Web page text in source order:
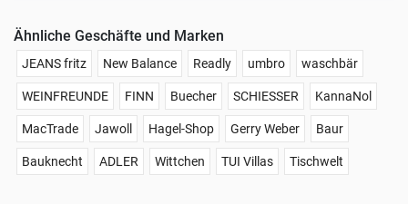
Ähnliche Geschäfte und Marken
JEANS fritz New Balance Readly umbro waschbär
WEINFREUNDE FINN Buecher SCHIESSER KannaNol
MacTrade Jawoll Hagel-Shop Gerry Weber Baur
Bauknecht ADLER Wittchen TUI Villas Tischwelt